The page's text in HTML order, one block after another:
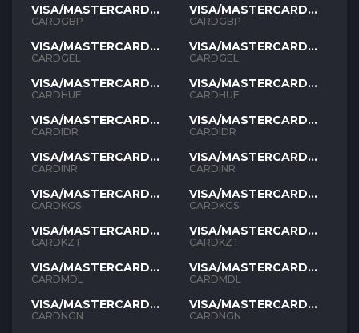
VISA/MASTERCARD
GBP
CARDGBP
VISA/MASTERCARD
GEL
CARDGEL
VISA/MASTERCARD
HUF
CARDHUF
VISA/MASTERCARD
IDR
CARDIDR
VISA/MASTERCARD
INR
CARDINR
VISA/MASTERCARD
KGS
CARDKGS
VISA/MASTERCARD
KZT
CARDKZT
VISA/MASTERCARD
MDL
CARDMDL
VISA/MASTERCARD
NGN
CARDNGN
VISA/MASTERCARD
GBP
CARDGBP
VISA/MASTERCARD
GEL
CARDGEL
VISA/MASTERCARD
HUF
CARDHUF
VISA/MASTERCARD
IDR
CARDIDR
VISA/MASTERCARD
INR
CARDINR
VISA/MASTERCARD
KGS
CARDKGS
VISA/MASTERCARD
KZT
CARDKZT
VISA/MASTERCARD
MDL
CARDMDL
VISA/MASTERCARD
NGN
CARDNGN